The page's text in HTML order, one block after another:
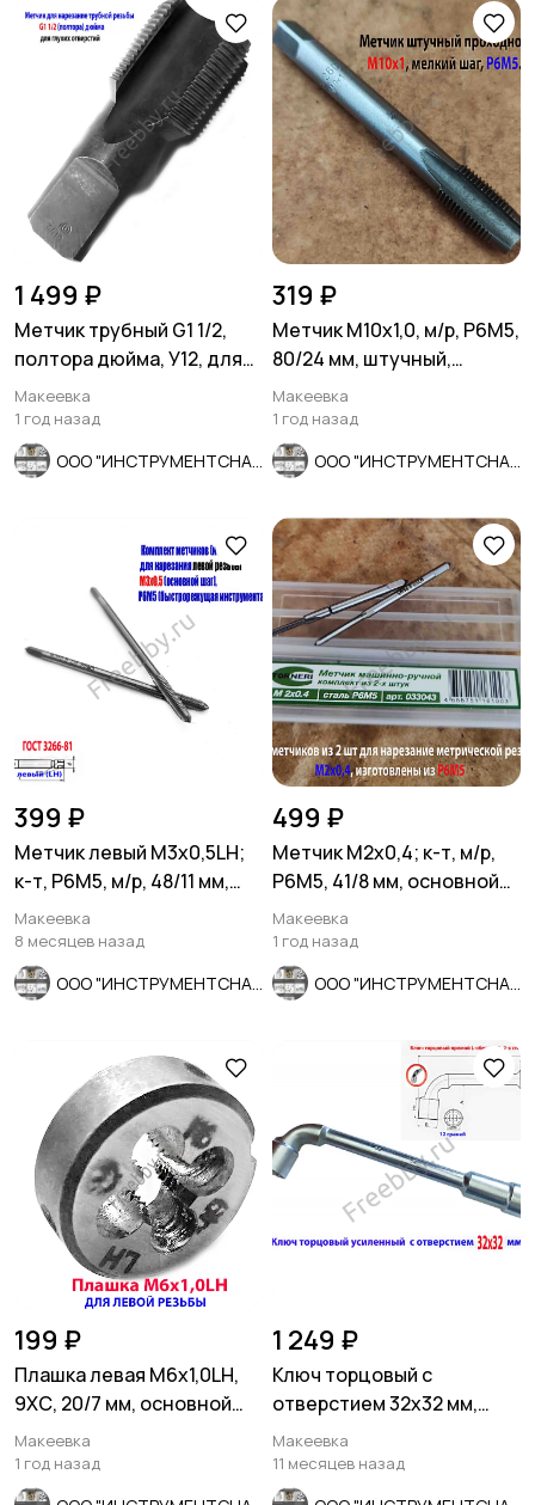
1 499 ₽
Метчик трубный G1 1/2,
полтора дюйма, У12, для
глух отвер, СССР
Макеевка
1 год назад
319 ₽
Метчик М10х1,0, м/р, Р6М5,
80/24 мм, штучный,
мелкий шаг,
шлифованный.
Макеевка
1 год назад
399 ₽
Метчик левый М3х0,5LH;
к-т, Р6М5, м/р, 48/11 мм,
основной шаг, ГОСТ.
Макеевка
8 месяцев назад
499 ₽
Метчик М2х0,4; к-т, м/р,
Р6М5, 41/8 мм, основной
шаг, шлифованный.
Макеевка
1 год назад
199 ₽
Плашка левая М6х1,0LH,
9ХС, 20/7 мм, основной
шаг, ГОСТ 9740-71.
Макеевка
1 год назад
1 249 ₽
Ключ торцовый с
отверстием 32х32 мм,
усил, L-образ, 2-х сторон,
Cr-V.
Макеевка
11 месяцев назад